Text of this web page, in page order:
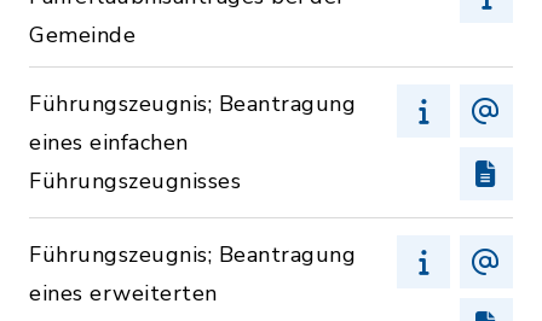
Gemeinde
Führungszeugnis; Beantragung
eines einfachen
Führungszeugnisses
Führungszeugnis; Beantragung
eines erweiterten